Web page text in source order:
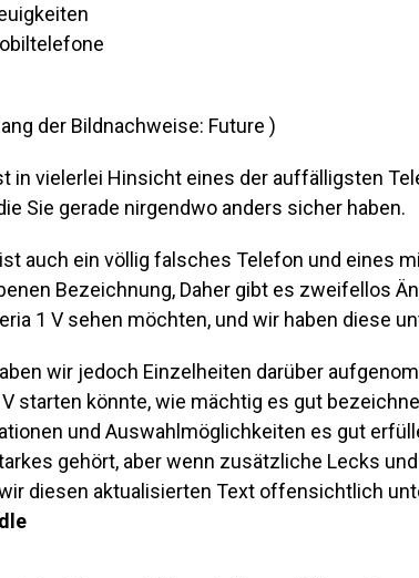
der Bildnachweise: Future )
in vielerlei Hinsicht eines der auffälligsten
Sie gerade nirgendwo anders sicher haben.
auch ein völlig falsches Telefon und eines
Bezeichnung, Daher gibt es zweifellos
1 V sehen möchten, und wir haben diese
wir jedoch Einzelheiten darüber
V starten könnte, wie mächtig es gut
und Auswahlmöglichkeiten es gut
gehört, aber wenn zusätzliche Lecks
diesen aktualisierten Text offensichtlich